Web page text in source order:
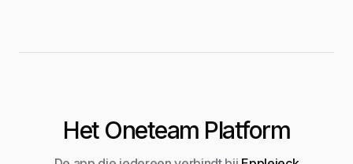
Het Oneteam Platform